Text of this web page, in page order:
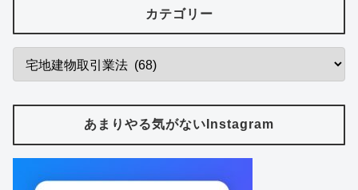
カテゴリー
あまりやる気がないInstagram